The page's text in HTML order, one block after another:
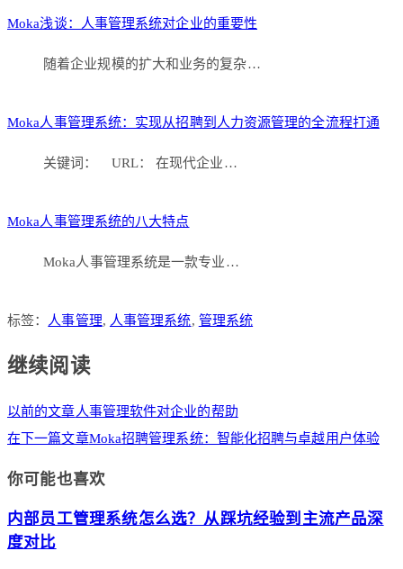
Moka浅谈：人事管理系统对企业的重要性
随着企业规模的扩大和业务的复杂…
Moka人事管理系统：实现从招聘到人力资源管理的全流程打通
关键词： URL： 在现代企业…
Moka人事管理系统的八大特点
Moka人事管理系统是一款专业…
标签： 人事管理, 人事管理系统, 管理系统
继续阅读
以前的文章人事管理软件对企业的帮助
在下一篇文章Moka招聘管理系统：智能化招聘与卓越用户体验
你可能也喜欢
内部员工管理系统怎么选？从踩坑经验到主流产品深
度对比